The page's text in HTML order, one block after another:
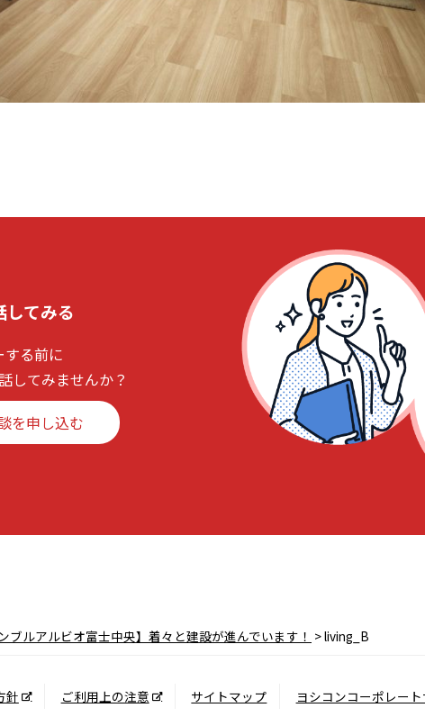
てみる
る前に
してみませんか？
を申し込む
ブルアルビオ富士中央】着々と建設が進んでいます！ >living_B
針 ご利用上の注意 サイトマップ ヨシコンコーポレー